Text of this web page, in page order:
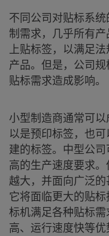
不同公司对贴标系
制需求，几乎所有
上贴标签，以满足
产品。但是，公司
贴标需求造成影响。
小型制造商通常可
以是预印标签，也
建的标签。中型公
高的生产速度要求
越大，并面向广泛的
它将面临更大的贴
标机满足各种贴标
高、运行速度快等优